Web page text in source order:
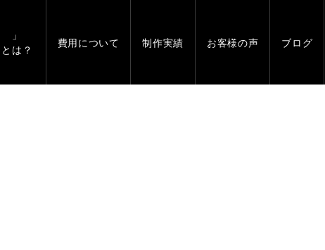
」
とは？
費用について 制作実績 お客様の声 ブログ